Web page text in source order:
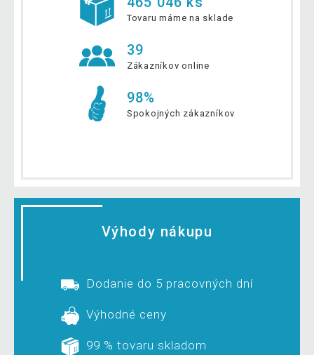
Tovaru máme na sklade
39
Zákazníkov online
98%
Spokojných zákazníkov
Výhody nákupu
Dodanie do 5 pracovných dní
Výhodné ceny
99 % tovaru skladom